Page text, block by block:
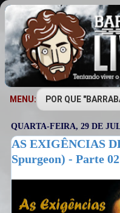
MENU:
QUARTA-FEIRA, 29 DE
AS EXIGÊNCIAS
Spurgeon) - Parte